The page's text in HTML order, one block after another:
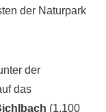
der Naturpark
der
das
(1.100